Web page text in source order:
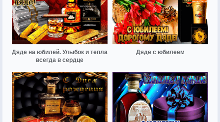
Дяде на юбилей. Улыбок и тепла
всегда в сердце
Дяде с юбилеем